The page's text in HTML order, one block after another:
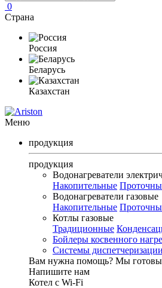
0
Страна
Россия
Беларусь
Казахстан
Меню
продукция
продукция
Водонагреватели
Накопительные
Водонагреватели газовые
Накопительные
Котлы газовые
Традиционные
Бойлеры косвенного
Системы диспетчеризации
Вам нужна помощь? Мы готовы
Напишите нам
Котел с Wi-Fi